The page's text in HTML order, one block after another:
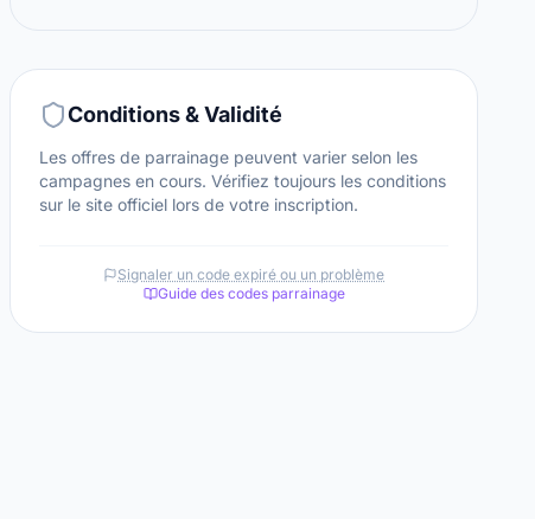
Conditions & Validité
Les offres de parrainage peuvent varier selon les
campagnes en cours. Vérifiez toujours les conditions
sur le site officiel lors de votre inscription.
Signaler un code expiré ou un problème
Guide des codes parrainage